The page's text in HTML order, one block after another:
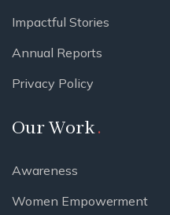
Impactful Stories
Annual Reports
Privacy Policy
Our Work
Awareness
Women Empowerment